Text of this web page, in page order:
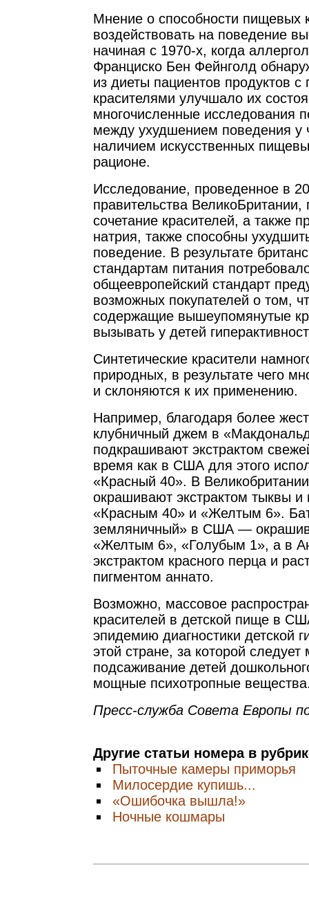
Мнение о способности пищевых
воздействовать на поведение
начиная с 1970-х, когда
Франциско Бен Фейнголд
из диеты пациентов продуктов
красителями улучшало их
многочисленные исследования
между ухудшением поведения у
наличием искусственных
рационе.
Исследование, проведенное в
правительства ВеликоБритании,
сочетание красителей, а также
натрия, также способны
поведение. В результате
стандартам питания
общеевропейский стандарт
возможных покупателей о том,
содержащие вышеупомянутые
вызывать у детей
Синтетические красители
природных, в результате чего
и склоняются к их применению.
Например, благодаря более
клубничный джем в
подкрашивают экстрактом
время как в США для этого
«Красный 40». В
окрашивают экстрактом тыквы
«Красным 40» и «Желтым 6».
земляничный» в США —
«Желтым 6», «Голубым 1», а в
экстрактом красного перца и
пигментом аннато.
Возможно, массовое
красителей в детской пище в
эпидемию диагностики детской
этой стране, за которой следует
подсаживание детей
мощные психотропные
Пресс-служба Совета Европы
Другие статьи номера в
Пыточные камеры приморья
Милосердие купишь...
«Ошибочка вышла!»
Ночные кошмары